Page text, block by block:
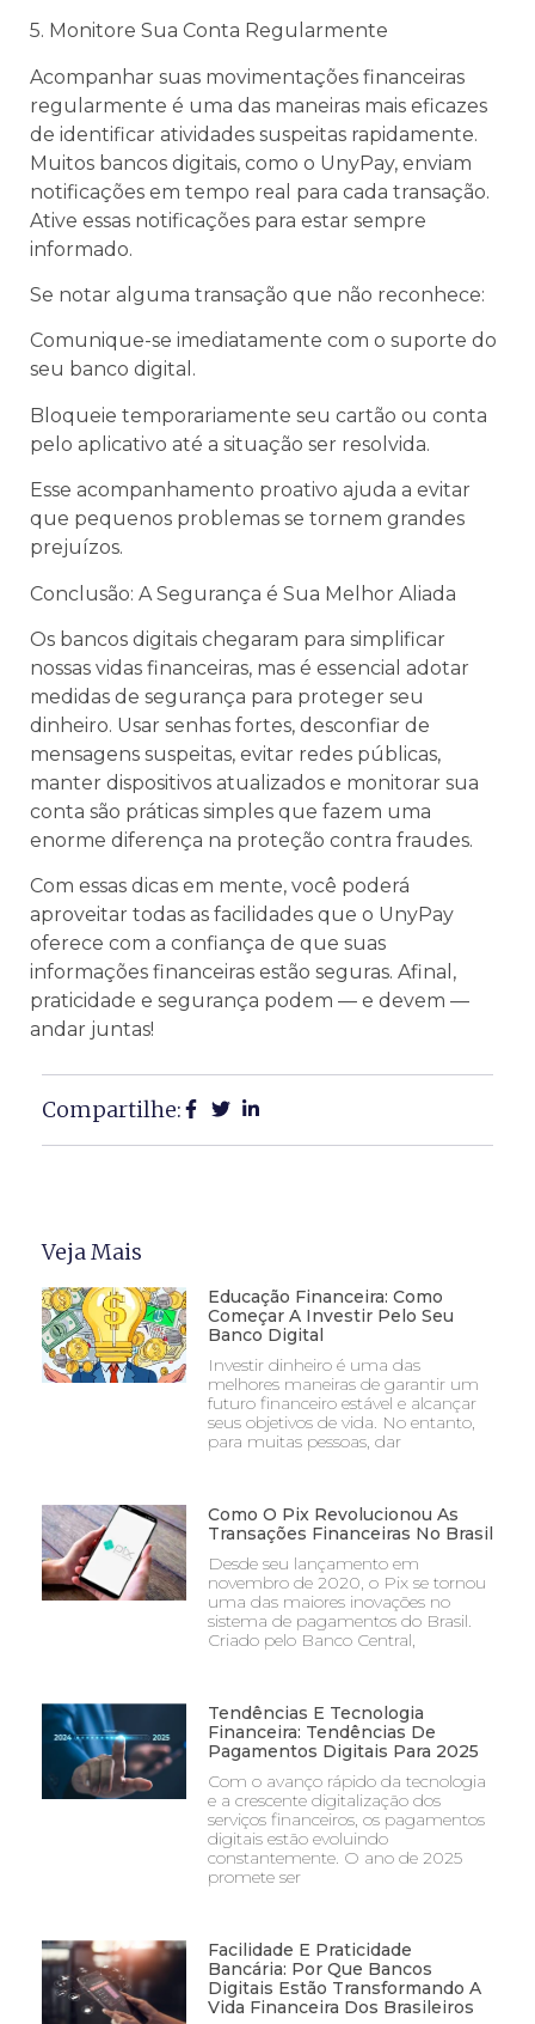
5. Monitore Sua Conta Regularmente
Acompanhar suas movimentações financeiras
regularmente é uma das maneiras mais eficazes
de identificar atividades suspeitas rapidamente.
Muitos bancos digitais, como o UnyPay, enviam
notificações em tempo real para cada transação.
Ative essas notificações para estar sempre
informado.
Se notar alguma transação que não reconhece:
Comunique-se imediatamente com o suporte do
seu banco digital.
Bloqueie temporariamente seu cartão ou conta
pelo aplicativo até a situação ser resolvida.
Esse acompanhamento proativo ajuda a evitar
que pequenos problemas se tornem grandes
prejuízos.
Conclusão: A Segurança é Sua Melhor Aliada
Os bancos digitais chegaram para simplificar
nossas vidas financeiras, mas é essencial adotar
medidas de segurança para proteger seu
dinheiro. Usar senhas fortes, desconfiar de
mensagens suspeitas, evitar redes públicas,
manter dispositivos atualizados e monitorar sua
conta são práticas simples que fazem uma
enorme diferença na proteção contra fraudes.
Com essas dicas em mente, você poderá
aproveitar todas as facilidades que o UnyPay
oferece com a confiança de que suas
informações financeiras estão seguras. Afinal,
praticidade e segurança podem — e devem —
andar juntas!
Compartilhe:
Veja Mais
Educação Financeira: Como
Começar A Investir Pelo Seu
Banco Digital
Investir dinheiro é uma das
melhores maneiras de garantir um
futuro financeiro estável e alcançar
seus objetivos de vida. No entanto,
para muitas pessoas, dar
Como O Pix Revolucionou As
Transações Financeiras No Brasil
Desde seu lançamento em
novembro de 2020, o Pix se tornou
uma das maiores inovações no
sistema de pagamentos do Brasil.
Criado pelo Banco Central,
Tendências E Tecnologia
Financeira: Tendências De
Pagamentos Digitais Para 2025
Com o avanço rápido da tecnologia
e a crescente digitalização dos
serviços financeiros, os pagamentos
digitais estão evoluindo
constantemente. O ano de 2025
promete ser
Facilidade E Praticidade
Bancária: Por Que Bancos
Digitais Estão Transformando A
Vida Financeira Dos Brasileiros